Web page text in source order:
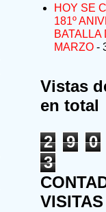
HOY SE
181º
BATALLA
MARZO -
Vistas
en total
2
9 0
3
VISITAS